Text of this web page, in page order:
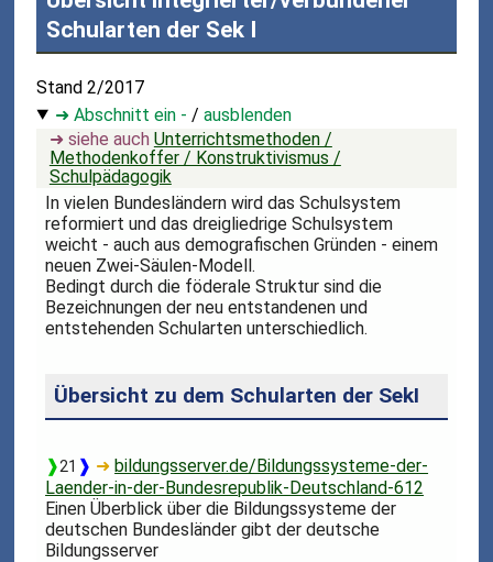
Schularten der Sek I
Stand 2/2017
➜ Abschnitt ein - /ausblenden
➜ siehe auch Unterrichtsmethoden /
Methodenkoffer / Konstruktivismus /
Schulpädagogik
In vielen Bundesländern wird das Schulsystem
reformiert und das dreigliedrige Schulsystem
weicht - auch aus demografischen Gründen - einem
neuen Zwei-Säulen-Modell.
Bedingt durch die föderale Struktur sind die
Bezeichnungen der neu entstandenen und
entstehenden Schularten unterschiedlich.
Übersicht zu dem Schularten der SekI
❱21 ❱ ➜bildungsserver.de/Bildungssysteme-der-
Laender-in-der-Bundesrepublik-Deutschland-612
Einen Überblick über die Bildungssysteme der
deutschen Bundesländer gibt der deutsche
Bildungsserver